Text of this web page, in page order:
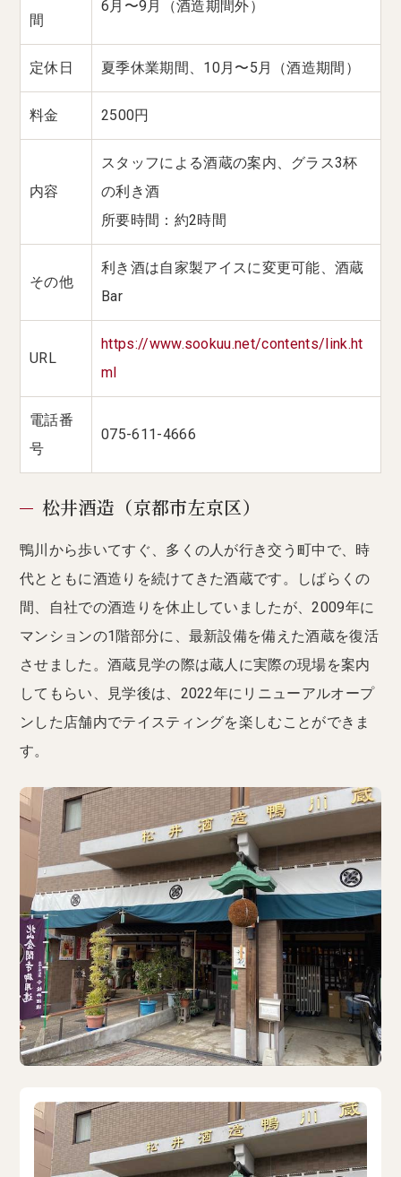
間
6月〜9月（酒造期間外）
定休日 夏季休業期間、10月〜5月（酒造期間）
料金 2500円
内容
スタッフによる酒蔵の案内、グラス3杯
の利き酒
所要時間：約2時間
その他
利き酒は自家製アイスに変更可能、酒蔵
Bar
URL
https://www.sookuu.net/contents/link.ht
ml
電話番
号
075-611-4666
松井酒造（京都市左京区）
鴨川から歩いてすぐ、多くの人が行き交う町中で、時
代とともに酒造りを続けてきた酒蔵です。しばらくの
間、自社での酒造りを休止していましたが、2009年に
マンションの1階部分に、最新設備を備えた酒蔵を復活
させました。酒蔵見学の際は蔵人に実際の現場を案内
してもらい、見学後は、2022年にリニューアルオープ
ンした店舗内でテイスティングを楽しむことができま
す。